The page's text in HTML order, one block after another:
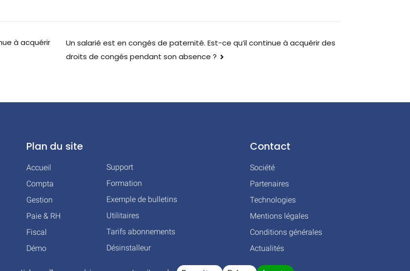
à acquérir
Un salarié est en congés de paternité. Est-ce qu’il continue à acquérir des
droits de congés pendant son absence ?
Plan du site
Accueil
Compta
Gestion
Paie & RH
Fiscal
Démo
Support
Formation
Exemple de bulletins
Utilitaires
Tarifs abonnements
Désinstalleur
Contact
Société
Partenaires
Technologies
Mentions légales
Conditions générales
Actualités